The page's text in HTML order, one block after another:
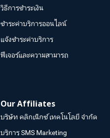
วิธีการชำระเงิน
ชำระค่าบริการออนไลน์
แจ้งชำระค่าบริการ
ฟีเจอร์และความสามารถ
Our Affiliates
บริษัท คลิกเน็กซ์ เทคโนโลยี จำกัด
บริการ SMS Marketing